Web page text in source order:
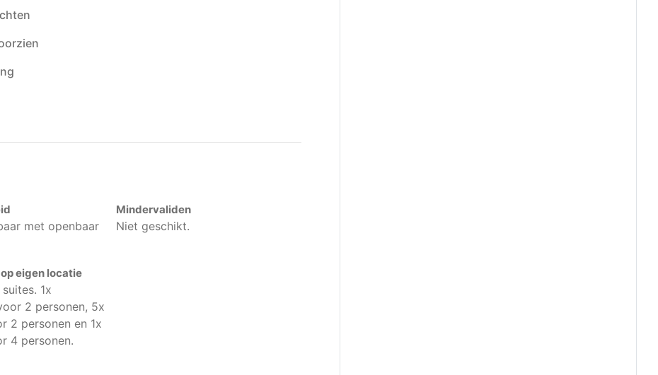
met openbaar
Mindervaliden
Niet geschikt.
eigen locatie
1x
2 personen, 5x
2 personen en 1x
4 personen.